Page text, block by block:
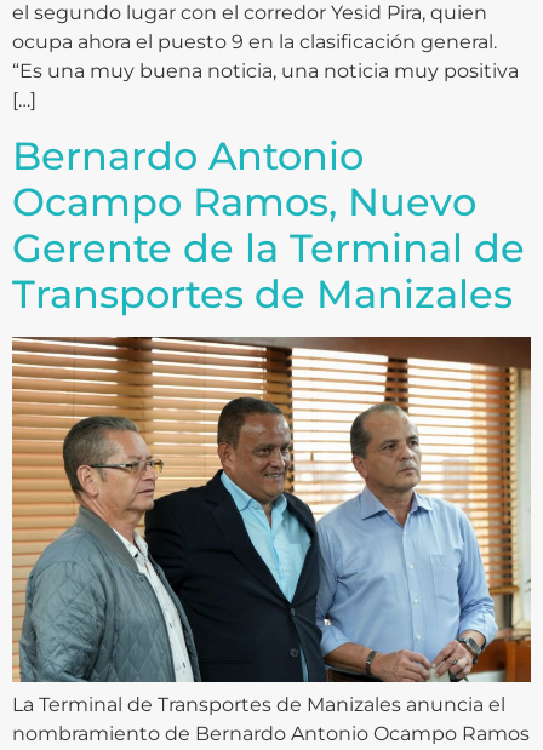
el segundo lugar con el corredor Yesid Pira, quien
ocupa ahora el puesto 9 en la clasificación general.
“Es una muy buena noticia, una noticia muy positiva
[…]
Bernardo Antonio
Ocampo Ramos, Nuevo
Gerente de la Terminal de
Transportes de Manizales
La Terminal de Transportes de Manizales anuncia el
nombramiento de Bernardo Antonio Ocampo Ramos